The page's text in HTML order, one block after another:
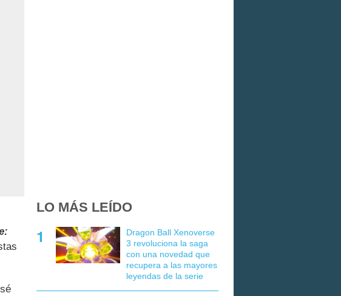
LO MÁS LEÍDO
Dragon Ball Xenoverse
3 revoluciona la saga
con una novedad que
recupera a las mayores
leyendas de la serie